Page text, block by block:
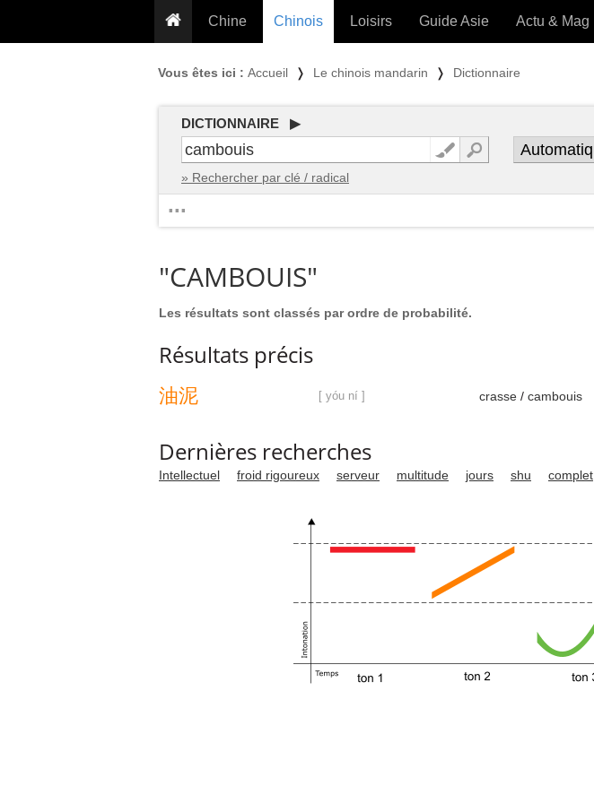
Chine
Conseils voyageurs
Plantes médicinales
Proverbes
Calendrier en ligne
Chinois
Grammaire
Exos & Flashcards
Loisirs
PLUS (24 OUTILS) »
Guide Asie Actu & Mag
Vous êtes ici : Accueil ❭ Le chinois mandarin ❭ Dictionnaire
DICTIONNAIRE ▶
» Rechercher par clé / radical
...
"CAMBOUIS"
Les résultats sont classés par ordre de probabilité.
Résultats précis
油泥 [ yóu ní ] crasse / cambouis
Dernières recherches
Intellectuel froid rigoureux serveur multitude jours shu complet